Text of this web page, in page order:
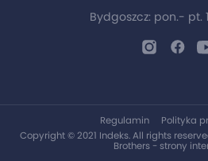
Bydgoszcz: pon.- pt.
Regulamin
Polityka
Copyright © 2021 Indeks. All rights
Brothers - strony